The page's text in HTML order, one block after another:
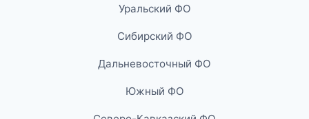
Уральский ФО
Сибирский ФО
Дальневосточный ФО
Южный ФО